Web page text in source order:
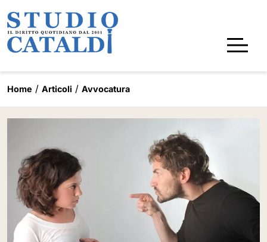
Home Articoli Avvocatura